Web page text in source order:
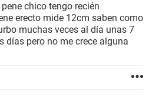
chico tengo recién
erecto mide 12cm saben como
muchas veces al día unas 7
días pero no me crece alguna